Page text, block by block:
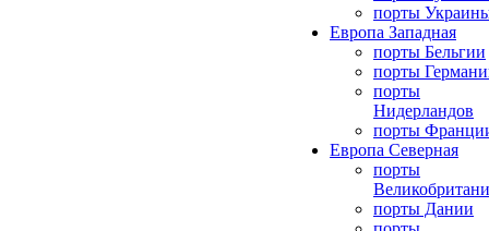
порты
Европа Западная
порты Бельгии
порты
порты
Нидерландов
порты
Европа Северная
порты
порты Дании